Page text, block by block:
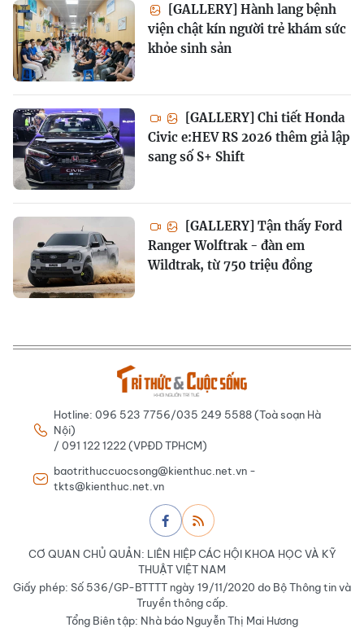
[GALLERY] Hành lang bệnh
viện chật kín người trẻ khám sức
khỏe sinh sản
[GALLERY] Chi tiết Honda
Civic e:HEV RS 2026 thêm giả lập
sang số S+ Shift
[GALLERY] Tận thấy Ford
Ranger Wolftrak - đàn em
Wildtrak, từ 750 triệu đồng
Hotline: 096 523 7756/035 249 5588 (Toà soạn Hà
Nội)
/ 091 122 1222 (VPĐD TPHCM)
baotrithuccuocsong@kienthuc.net.vn -
tkts@kienthuc.net.vn
CƠ QUAN CHỦ QUẢN: LIÊN HIỆP CÁC HỘI KHOA HỌC VÀ KỸ
THUẬT VIỆT NAM
Giấy phép: Số 536/GP-BTTTT ngày 19/11/2020 do Bộ Thông tin và
Truyền thông cấp.
Tổng Biên tập: Nhà báo Nguyễn Thị Mai Hương